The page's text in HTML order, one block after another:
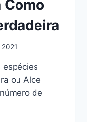
Como
espécies
ou Aloe
de